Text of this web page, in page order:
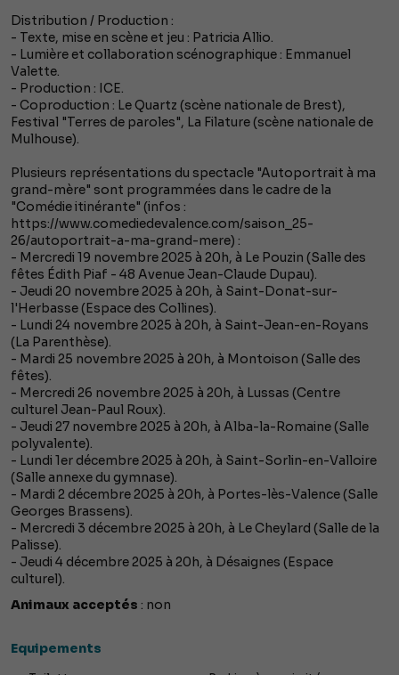
Distribution / Production :
- Texte, mise en scène et jeu : Patricia Allio.
- Lumière et collaboration scénographique : Emmanuel
Valette.
- Production : ICE.
- Coproduction : Le Quartz (scène nationale de Brest),
Festival "Terres de paroles", La Filature (scène nationale de
Mulhouse).
Plusieurs représentations du spectacle "Autoportrait à ma
grand-mère" sont programmées dans le cadre de la
"Comédie itinérante" (infos :
https://www.comediedevalence.com/saison_25-
26/autoportrait-a-ma-grand-mere) :
- Mercredi 19 novembre 2025 à 20h, à Le Pouzin (Salle des
fêtes Édith Piaf - 48 Avenue Jean-Claude Dupau).
- Jeudi 20 novembre 2025 à 20h, à Saint-Donat-sur-
l'Herbasse (Espace des Collines).
- Lundi 24 novembre 2025 à 20h, à Saint-Jean-en-Royans
(La Parenthèse).
- Mardi 25 novembre 2025 à 20h, à Montoison (Salle des
fêtes).
- Mercredi 26 novembre 2025 à 20h, à Lussas (Centre
culturel Jean-Paul Roux).
- Jeudi 27 novembre 2025 à 20h, à Alba-la-Romaine (Salle
polyvalente).
- Lundi 1er décembre 2025 à 20h, à Saint-Sorlin-en-Valloire
(Salle annexe du gymnase).
- Mardi 2 décembre 2025 à 20h, à Portes-lès-Valence (Salle
Georges Brassens).
- Mercredi 3 décembre 2025 à 20h, à Le Cheylard (Salle de la
Palisse).
- Jeudi 4 décembre 2025 à 20h, à Désaignes (Espace
culturel).
Animaux acceptés : non
Equipements